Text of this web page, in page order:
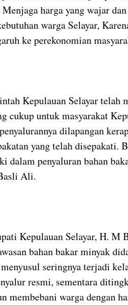
Menjaga harga yang wajar
warga Selayar,
ke perekonomian
Kepulauan Selayar telah
cukup untuk masyarakat
dilapangan
yang telah disepakati.
dalam penyaluran bahan
Ali.
Kepulauan Selayar, H.
bahan bakar minyak
seringnya terjadi
resmi, sementara
membebani warga dengan